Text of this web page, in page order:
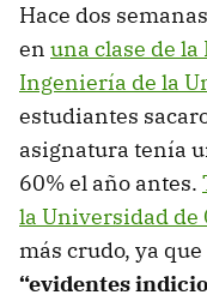
Hace dos
en una clase de
Ingeniería de la
estudiantes
asignatura tenía
60% el año antes.
la Universidad de
más crudo, ya
“evidentes